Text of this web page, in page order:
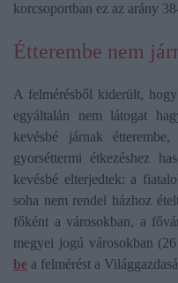
korcsoportban ez az arány
Étterembe nem
A felmérésből kiderült,
egyáltalán nem látogat
kevésbé járnak
gyorséttermi étkezéshez
kevésbé elterjedtek: a
soha nem rendel házhoz
főként a városokban, a
megyei jogú városokban
be a felmérést a